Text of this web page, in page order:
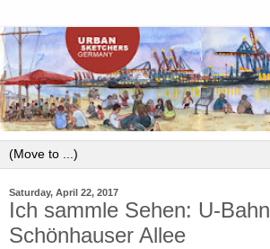
Saturday, April 22, 2017
Ich sammle Sehen: U-Bahn
Schönhauser Allee